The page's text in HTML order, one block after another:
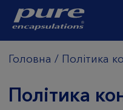
Головна / Політика
Політика